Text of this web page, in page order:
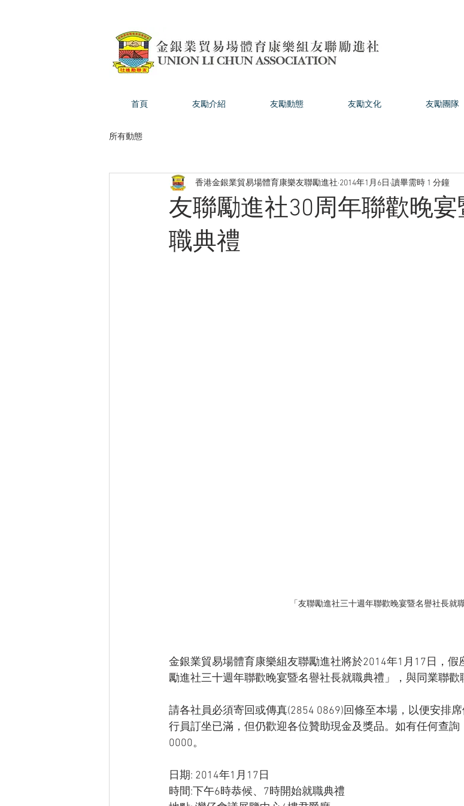
首頁 友勵介紹 友勵動態 友勵文化 友勵團隊
所有動態
友聯勵進社30周年聯歡晚
職典禮
香港金銀業貿易場體育康樂友聯勵進社 2014年1月6日 讀畢需時 1 分鐘
「友聯勵進社三十週年聯歡晚宴暨名譽社長就
金銀業貿易場體育康樂組友聯勵進社將於2014年1月17日，
勵進社三十週年聯歡晚宴暨名譽社長就職典禮」，與同業聯歡
請各社員必須寄回或傳真(2854 0869)回條至本場，以便安排
行員訂坐已滿，但仍歡迎各位贊助現金及獎品。如有任何查
0000。
日期: 2014年1月17日
時間:下午6時恭候、7時開始就職典禮